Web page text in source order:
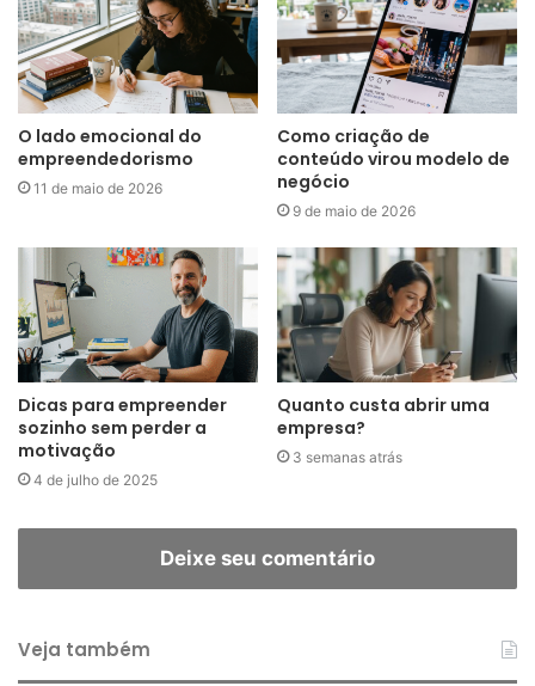
O lado emocional do
empreendedorismo
11 de maio de 2026
Como criação de
conteúdo virou modelo de
negócio
9 de maio de 2026
Dicas para empreender
sozinho sem perder a
motivação
4 de julho de 2025
Quanto custa abrir uma
empresa?
3 semanas atrás
Deixe seu comentário
Veja também